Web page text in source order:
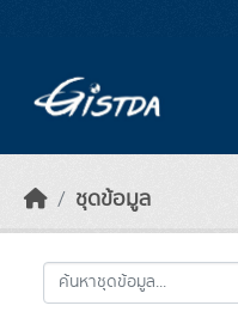
ชุดข้อมูล